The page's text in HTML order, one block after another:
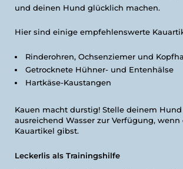
und deinen Hund glücklich machen.
Hier sind einige empfehlenswerte
Rinderohren, Ochsenziemer und
Getrocknete Hühner- und Entenhälse
Hartkäse-Kaustangen
Kauen macht durstig! Stelle deinem
ausreichend Wasser zur Verfügung,
Kauartikel gibst.
Leckerlis als Trainingshilfe